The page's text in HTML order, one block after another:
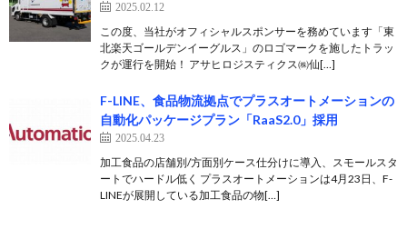
2025.02.12
この度、当社がオフィシャルスポンサーを務めています「東
北楽天ゴールデンイーグルス」のロゴマークを施したトラッ
クが運行を開始！ アサヒロジスティクス㈱仙[…]
F-LINE、食品物流拠点でプラスオートメーションの
自動化パッケージプラン「RaaS2.0」採用
2025.04.23
加工食品の店舗別/方面別ケース仕分けに導入、スモールスタ
ートでハードル低く プラスオートメーションは4月23日、F-
LINEが展開している加工食品の物[…]